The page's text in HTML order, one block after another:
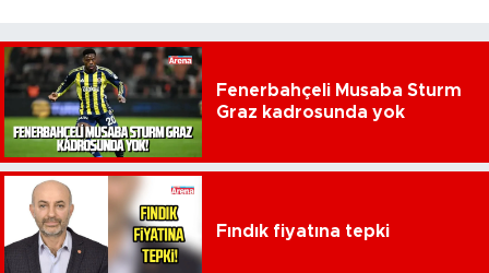
Fenerbahçeli Musaba Sturm
Graz kadrosunda yok
Fındık fiyatına tepki